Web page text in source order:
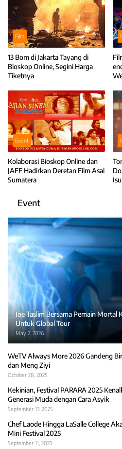
Film
13 Bom di Jakarta Tayang di
Bioskop Online, Segini Harga
Tiketnya
Event
Kolaborasi Bioskop Online dan
JAFF Hadirkan Deretan Film Asal
Sumatera
Event
Joe Taslim Bersama Pemain Mortal
Untuk Global Tour
May 2, 2026
WeTV Always More 2026 Gandeng
dan Meng Ziyi
October 28, 2025
Kekinian, Festival PARARA 2025
Generasi Muda dengan Cara Asyik
September 13, 2025
Chef Laode Hingga LaSalle College
Mini Festival 2025
September 11, 2025